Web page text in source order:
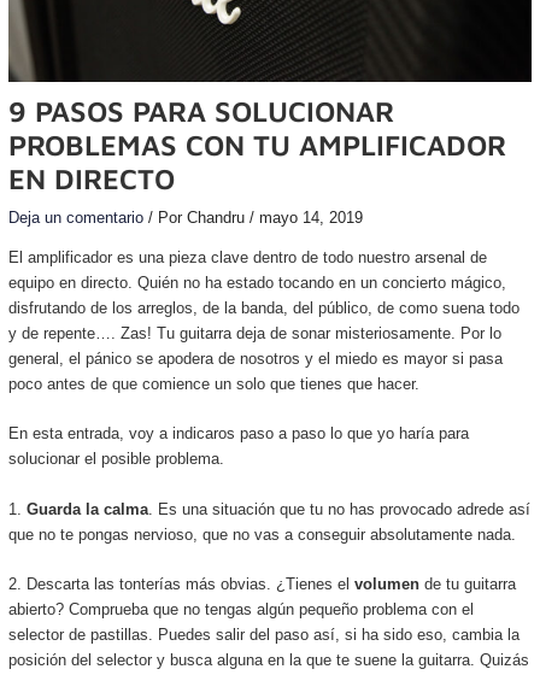
9 PASOS PARA SOLUCIONAR
PROBLEMAS CON TU AMPLIFICADOR
EN DIRECTO
Deja un comentario / Por Chandru / mayo 14, 2019
El amplificador es una pieza clave dentro de todo nuestro arsenal de
equipo en directo. Quién no ha estado tocando en un concierto mágico,
disfrutando de los arreglos, de la banda, del público, de como suena todo
y de repente…. Zas! Tu guitarra deja de sonar misteriosamente. Por lo
general, el pánico se apodera de nosotros y el miedo es mayor si pasa
poco antes de que comience un solo que tienes que hacer.
En esta entrada, voy a indicaros paso a paso lo que yo haría para
solucionar el posible problema.
1. Guarda la calma. Es una situación que tu no has provocado adrede así
que no te pongas nervioso, que no vas a conseguir absolutamente nada.
2. Descarta las tonterías más obvias. ¿Tienes el volumende tu guitarra
abierto? Comprueba que no tengas algún pequeño problema con el
selector de pastillas. Puedes salir del paso así, si ha sido eso, cambia la
posición del selector y busca alguna en la que te suene la guitarra. Quizás